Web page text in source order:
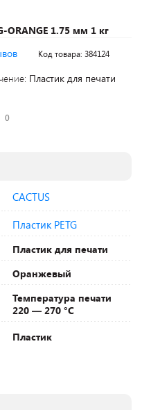
ORANGE 1.75 мм 1 кг
Код товара: 384124
Пластик для печати
0
CACTUS
Пластик PETG
Пластик для печати
Оранжевый
Температура печати
220 — 270 °C
Пластик